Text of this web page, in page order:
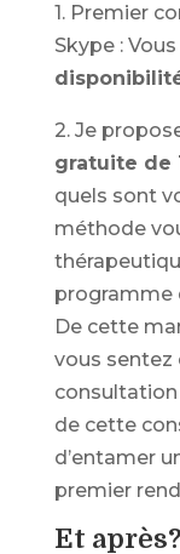
1. Premier
Skype :
2. Je
gratuite de
quels sont
méthode
programme
De cette
vous sentez
consultation
de cette
d’entamer
premier
Et après?